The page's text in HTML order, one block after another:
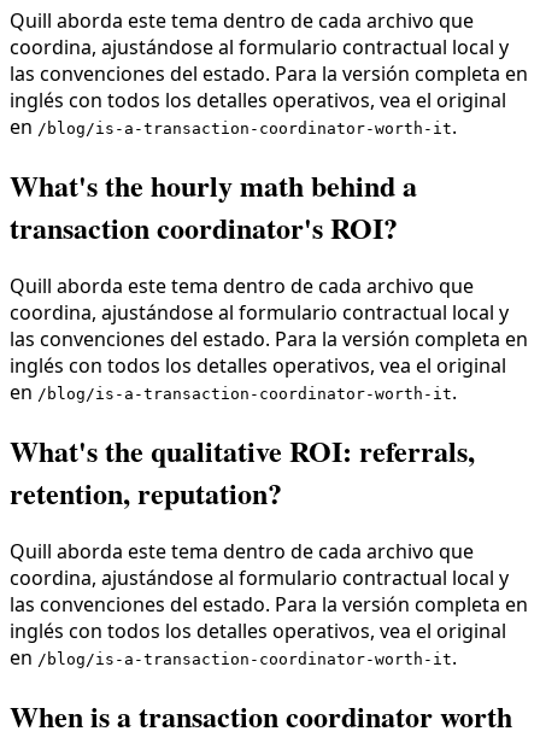
Quill aborda este tema dentro de cada archivo que
coordina, ajustándose al formulario contractual local y
las convenciones del estado. Para la versión completa en
inglés con todos los detalles operativos, vea el original
en /blog/is-a-transaction-coordinator-worth-it.
What's the hourly math behind a
transaction coordinator's ROI?
Quill aborda este tema dentro de cada archivo que
coordina, ajustándose al formulario contractual local y
las convenciones del estado. Para la versión completa en
inglés con todos los detalles operativos, vea el original
en /blog/is-a-transaction-coordinator-worth-it.
What's the qualitative ROI: referrals,
retention, reputation?
Quill aborda este tema dentro de cada archivo que
coordina, ajustándose al formulario contractual local y
las convenciones del estado. Para la versión completa en
inglés con todos los detalles operativos, vea el original
en /blog/is-a-transaction-coordinator-worth-it.
When is a transaction coordinator worth